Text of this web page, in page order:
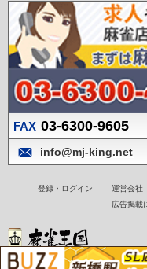
FAX 03-6300-9605
info@mj-king.net
登録・ログイン 運営会社
広告掲載